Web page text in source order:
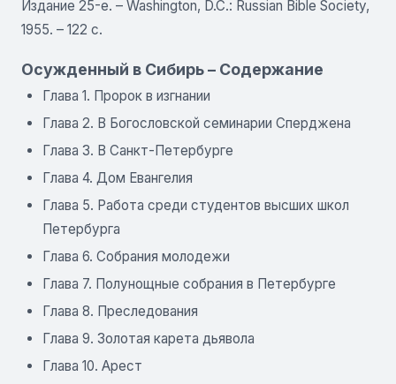
Издание 25-е. – Washington, D.C.: Russian Bible Society,
1955. – 122 с.
Осужденный в Сибирь – Содержание
Глава 1. Пророк в изгнании
Глава 2. В Богословской семинарии Сперджена
Глава 3. В Санкт-Петербурге
Глава 4. Дом Евангелия
Глава 5. Работа среди студентов высших школ
Петербурга
Глава 6. Собрания молодежи
Глава 7. Полунощные собрания в Петербурге
Глава 8. Преследования
Глава 9. Золотая карета дьявола
Глава 10. Арест